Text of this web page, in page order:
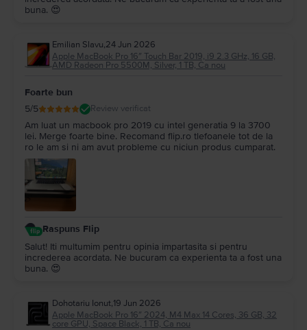
buna. 😍
Emilian Slavu,24 Jun 2026
Apple MacBook Pro 16″ Touch Bar 2019, i9 2.3 GHz, 16 GB,
AMD Radeon Pro 5500M, Silver, 1 TB, Ca nou
Foarte bun
5/5 Review verificat
Am luat un macbook pro 2019 cu intel generatia 9 la 3700
lei. Merge foarte bine. Recomand flip.ro tlefoanele tot de la
ro le am si ni am avut probleme cu niciun produs cumparat.
Raspuns Flip
Salut! Iti multumim pentru opinia impartasita si pentru
increderea acordata. Ne bucuram ca experienta ta a fost una
buna. 😍
Dohotariu Ionut,19 Jun 2026
Apple MacBook Pro 16″ 2024, M4 Max 14 Cores, 36 GB, 32
core GPU, Space Black, 1 TB, Ca nou